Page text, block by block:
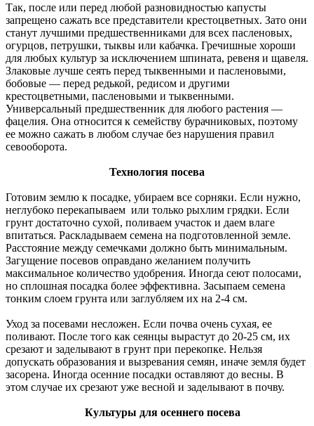
Так, после или перед любой разновидностью капусты
запрещено сажать все представители крестоцветных. Зато они
станут лучшими предшественниками для всех пасленовых,
огурцов, петрушки, тыквы или кабачка. Гречишные хороши
для любых культур за исключением шпината, ревеня и щавеля.
Злаковые лучше сеять перед тыквенными и пасленовыми,
бобовые — перед редькой, редисом и другими
крестоцветными, пасленовыми и тыквенными.
Универсальный предшественник для любого растения —
фацелия. Она относится к семейству бурачниковых, поэтому
ее можно сажать в любом случае без нарушения правил
севооборота.
Технология посева
Готовим землю к посадке, убираем все сорняки. Если нужно,
неглубоко перекапываем или только рыхлим грядки. Если
грунт достаточно сухой, поливаем участок и даем влаге
впитаться. Раскладываем семена на подготовленной земле.
Расстояние между семечками должно быть минимальным.
Загущение посевов оправдано желанием получить
максимальное количество удобрения. Иногда сеют полосами,
но сплошная посадка более эффективна. Засыпаем семена
тонким слоем грунта или заглубляем их на 2-4 см.
Уход за посевами несложен. Если почва очень сухая, ее
поливают. После того как сеянцы вырастут до 20-25 см, их
срезают и заделывают в грунт при перекопке. Нельзя
допускать образования и вызревания семян, иначе земля будет
засорена. Иногда осенние посадки оставляют до весны. В
этом случае их срезают уже весной и заделывают в почву.
Культуры для осеннего посева